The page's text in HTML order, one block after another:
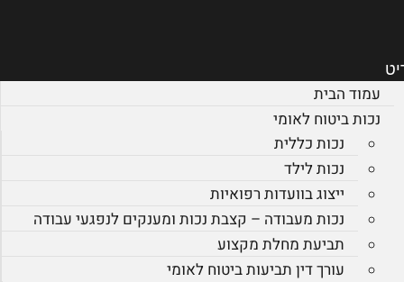
עמוד הבית
נכות ביטוח לאומי
נכות כללית
נכות לילד
ייצוג בוועדות רפואיות
נכות מעבודה – קצבת נכות ומענקים לנפגעי עבודה
תביעת מחלת מקצוע
עורך דין תביעות ביטוח לאומי